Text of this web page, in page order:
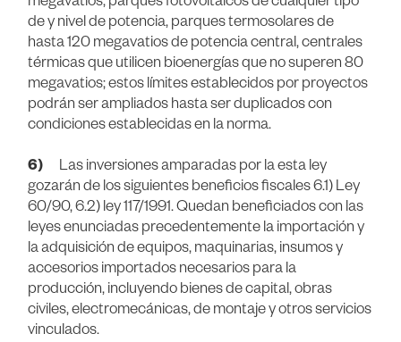
de y nivel de potencia, parques termosolares de
hasta 120 megavatios de potencia central, centrales
térmicas que utilicen bioenergías que no superen 80
megavatios; estos límites establecidos por proyectos
podrán ser ampliados hasta ser duplicados con
condiciones establecidas en la norma.
6) Las inversiones amparadas por la esta ley
gozarán de los siguientes beneficios fiscales 6.1) Ley
60/90, 6.2) ley 117/1991. Quedan beneficiados con las
leyes enunciadas precedentemente la importación y
la adquisición de equipos, maquinarias, insumos y
accesorios importados necesarios para la
producción, incluyendo bienes de capital, obras
civiles, electromecánicas, de montaje y otros servicios
vinculados.